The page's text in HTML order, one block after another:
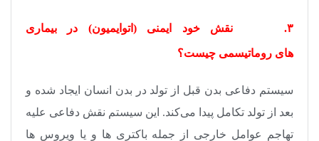
۳. نقش خود ایمنی (اتوایمیون) در بیماری
های روماتیسمی چیست؟
سیستم دفاعی بدن قبل از تولد در بدن انسان ایجاد شده و
بعد از تولد تکامل پیدا می‌کند. این سیستم نقش دفاعی علیه
تهاجم عوامل خارجی از جمله باکتری ها و یا ویروس ها